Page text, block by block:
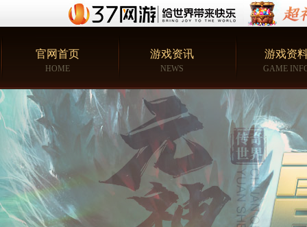
官网首页
HOME
游戏资讯
NEWS
游戏资
GAME